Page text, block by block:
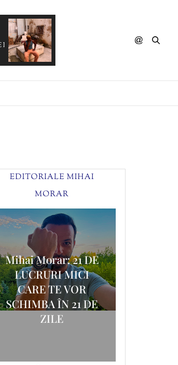
DOPE LEMON - Salt & Pepper
EDITORIALE MIHAI
MORAR
Mihai Morar: 21 DE
LUCRURI MICI
CARE TE VOR
SCHIMBA ÎN 21 DE
ZILE